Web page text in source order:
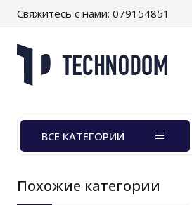
Свяжитесь с нами: 079154851
ВСЕ КАТЕГОРИИ
Похожие категории